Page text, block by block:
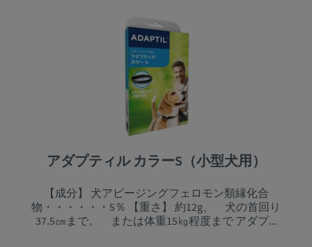
アダプティル カラーS（小型犬用）
【成分】 犬アピージングフェロモン類縁化合
物・・・・・・5％ 【重さ】 約12g、 犬の首回り
37.5㎝まで。 または体重15㎏程度まで アダプ...